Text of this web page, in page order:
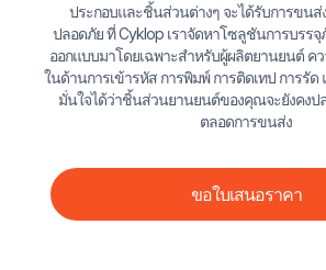
ประกอบและชิ้นส่วนต่างๆ จะได้รับการขนส่
ปลอดภัย ที่ Cyklop เราจัดหาโซลูชันการบร
ออกแบบมาโดยเฉพาะสําหรับผู้ผลิตยานยนต์ ค
ในด้านการเข้ารหัส การพิมพ์ การติดเทป การรัด
มั่นใจได้ว่าชิ้นส่วนยานยนต์ของคุณจะยังคง
ตลอดการขนส่ง
ขอใบเสนอราคา